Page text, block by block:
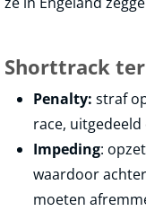
Shorttrack
Penalty: straf
race,
Impeding:
waardoor
moeten